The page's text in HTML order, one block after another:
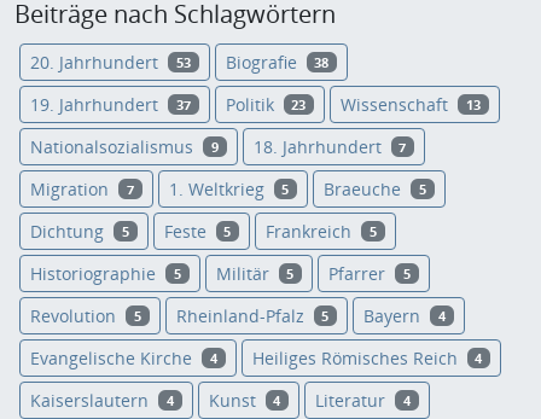
Beiträge nach Schlagwörtern
20. Jahrhundert 53 Biografie 38
19. Jahrhundert 37 Politik 23 Wissenschaft 13
Nationalsozialismus 9 18. Jahrhundert 7
Migration 7 1. Weltkrieg 5 Braeuche 5
Dichtung 5 Feste 5 Frankreich 5
Historiographie 5 Militär 5 Pfarrer 5
Revolution 5 Rheinland-Pfalz 5 Bayern 4
Evangelische Kirche 4 Heiliges Römisches Reich 4
Kaiserslautern 4 Kunst 4 Literatur 4